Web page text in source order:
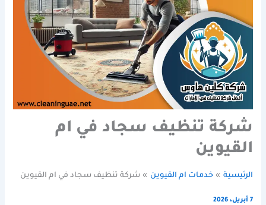
شركة تنظيف سجاد في ام
القيوين
الرئيسية خدمات ام القيوين شركة تنظيف سجاد في ام القيوين
7 أبريل، 2026